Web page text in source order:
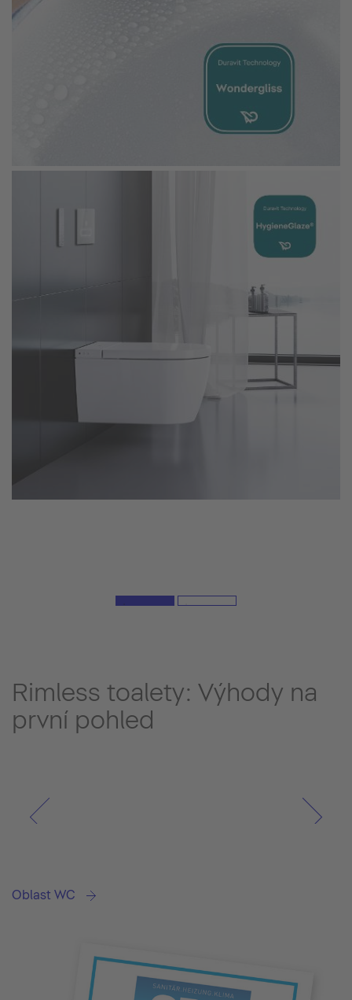
Rimless toalety: Výhody na
první pohled
Oblast WC